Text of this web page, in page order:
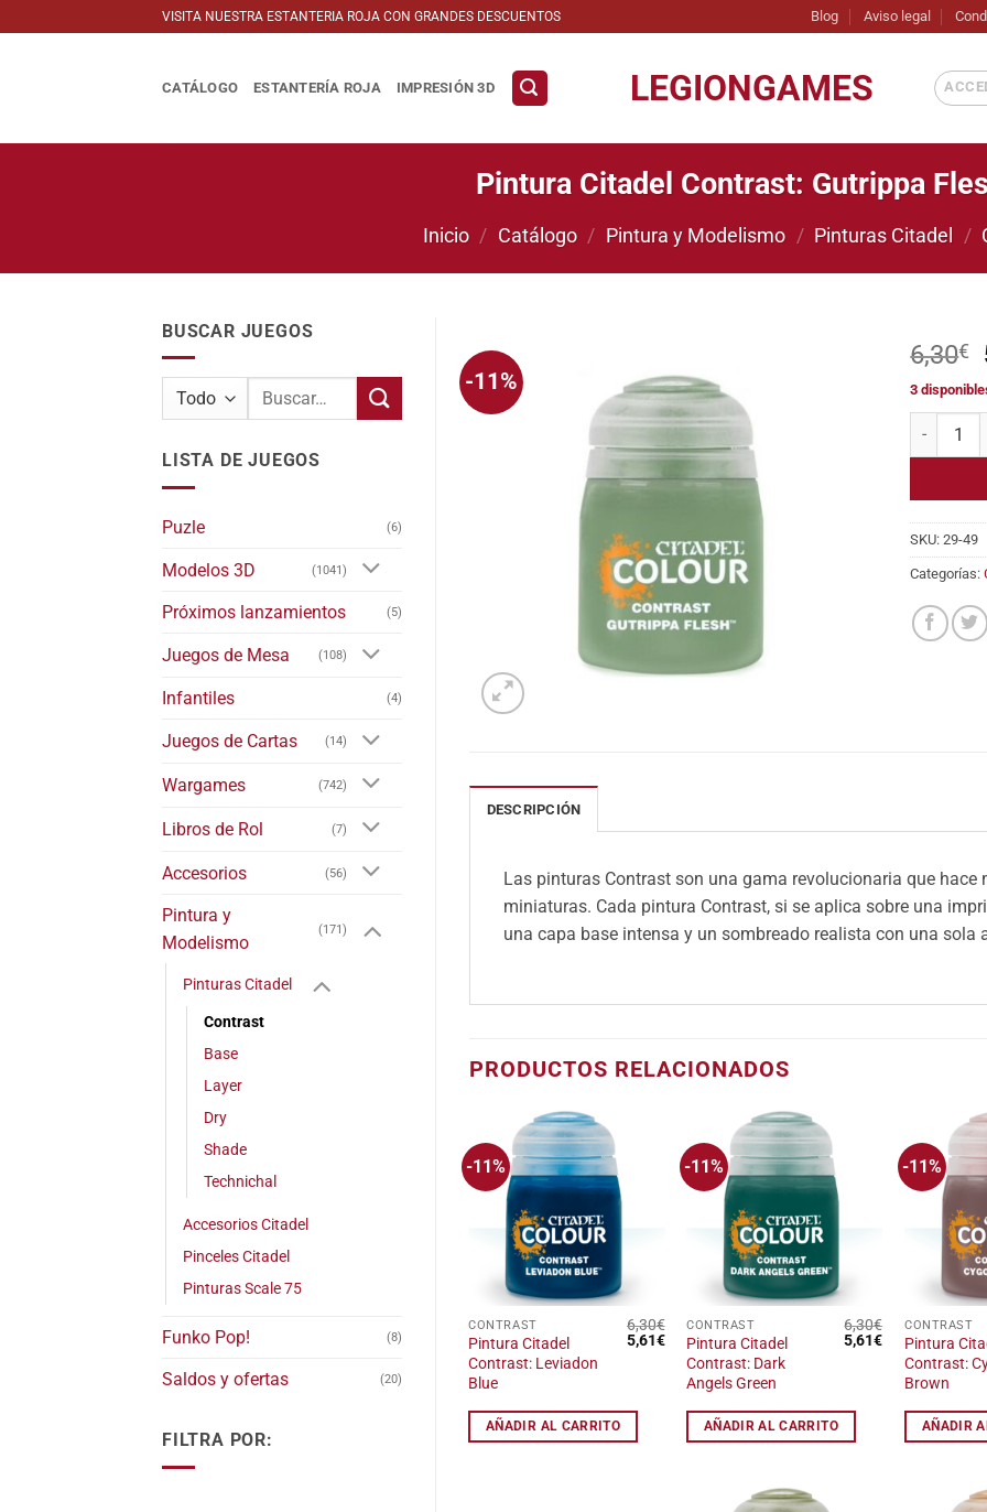
al
VISITA NUESTRA ESTANTERIA ROJA CON GRANDES DESCUENTOS Blog Aviso legal
LEGIONGAMES
CATÁLOGO ESTANTERÍA ROJA IMPRESIÓN 3D
Pintura Citadel Contrast: Gutrippa
Inicio / Catálogo / Pintura y Modelismo / Pinturas Citadel /
BUSCAR JUEGOS
Buscar
LISTA DE JUEGOS
Puzle (6)
Modelos 3D (1041)
Próximos lanzamientos (5)
Juegos de Mesa (108)
Infantiles (4)
Juegos de Cartas (14)
Wargames (742)
Libros de Rol (7)
Accesorios (56)
Pintura y
Modelismo
(171)
Pinturas Citadel
Contrast
Base
Layer
Dry
Shade
Technichal
Accesorios Citadel
Pinceles Citadel
Pinturas Scale 75
Funko Pop! (8)
Saldos y ofertas (20)
FILTRA POR:
-11%
6,30€
3
Pintura
SKU:29-49
Categorías:
DESCRIPCIÓN
Las pinturas Contrast son una gama revolucionaria que
miniaturas. Cada pintura Contrast, si se aplica sobre una
una capa base intensa y un sombreado realista con una sola
PRODUCTOS RELACIONADOS
-11%
Añadir
a la
lista
CONTRAST
Pintura Citadel
Contrast: Leviadon
Blue
6,30€
El
5,61€El
precio
actual
AÑADIR AL CARRITO
-11%
Añadir
a la
lista
CONTRAST
Pintura Citadel
Contrast: Dark
Angels Green
6,30€
El
5,61€El
precio
actual
AÑADIR AL CARRITO
-11%
CONTRAST
Pintura
Contrast:
Brown
AÑADIR